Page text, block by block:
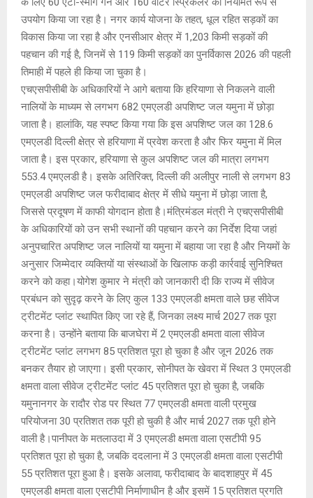
उपयोग किया जा रहा है। नगर कार्य योजना के तहत, धूल रहित सड़कों का
विकास किया जा रहा है और एनसीआर क्षेत्र में 1,203 किमी सड़कों की
पहचान की गई है, जिनमें से 119 किमी सड़कों का पुनर्विकास 2026 की पहली
तिमाही में पहले ही किया जा चुका है।
एचएसपीसीबी के अधिकारियों ने आगे बताया कि हरियाणा से निकलने वाली
नालियों के माध्यम से लगभग 682 एमएलडी अपशिष्ट जल यमुना में छोड़ा
जाता है। हालांकि, यह स्पष्ट किया गया कि इस अपशिष्ट जल का 128.6
एमएलडी दिल्ली क्षेत्र से हरियाणा में प्रवेश करता है और फिर यमुना में मिल
जाता है। इस प्रकार, हरियाणा से कुल अपशिष्ट जल की मात्रा लगभग
553.4 एमएलडी है। इसके अतिरिक्त, दिल्ली की अलीपुर नाली से लगभग 83
एमएलडी अपशिष्ट जल फरीदाबाद क्षेत्र में सीधे यमुना में छोड़ा जाता है,
जिससे प्रदूषण में काफी योगदान होता है।मंत्रिमंडल मंत्री ने एचएसपीसीबी
के अधिकारियों को उन सभी स्थानों की पहचान करने का निर्देश दिया जहां
अनुपचारित अपशिष्ट जल नालियों या यमुना में बहाया जा रहा है और नियमों के
अनुसार जिम्मेदार व्यक्तियों या संस्थाओं के खिलाफ कड़ी कार्रवाई सुनिश्चित
करने को कहा।योगेश कुमार ने मंत्री को जानकारी दी कि राज्य में सीवेज
प्रबंधन को सुदृढ़ करने के लिए कुल 133 एमएलडी क्षमता वाले छह सीवेज
ट्रीटमेंट प्लांट स्थापित किए जा रहे हैं, जिनका लक्ष्य मार्च 2027 तक पूरा
करना है। उन्होंने बताया कि बाजघेरा में 2 एमएलडी क्षमता वाला सीवेज
ट्रीटमेंट प्लांट लगभग 85 प्रतिशत पूरा हो चुका है और जून 2026 तक
बनकर तैयार हो जाएगा। इसी प्रकार, सोनीपत के खेवरा में स्थित 3 एमएलडी
क्षमता वाला सीवेज ट्रीटमेंट प्लांट 45 प्रतिशत पूरा हो चुका है, जबकि
यमुनानगर के रादौर रोड पर स्थित 77 एमएलडी क्षमता वाली प्रमुख
परियोजना 30 प्रतिशत तक पूरी हो चुकी है और मार्च 2027 तक पूरी होने
वाली है।पानीपत के मतलाउदा में 3 एमएलडी क्षमता वाला एसटीपी 95
प्रतिशत पूरा हो चुका है, जबकि ददलाना में 3 एमएलडी क्षमता वाला एसटीपी
55 प्रतिशत पूरा हुआ है। इसके अलावा, फरीदाबाद के बादशाहपुर में 45
एमएलडी क्षमता वाला एसटीपी निर्माणाधीन है और इसमें 15 प्रतिशत प्रगति